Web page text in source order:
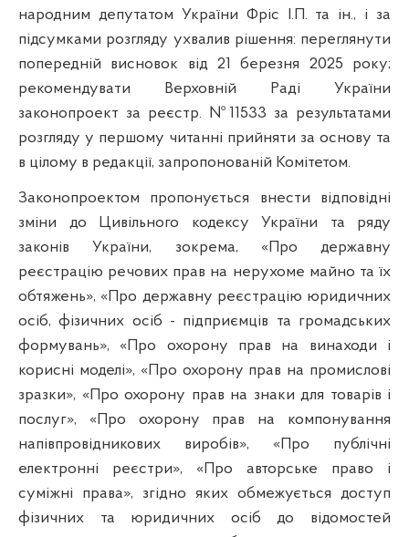
народним депутатом України Фріс І.П. та ін., і за
підсумками розгляду ухвалив рішення: переглянути
попередній висновок від 21 березня 2025 року;
рекомендувати Верховній Раді України
законопроект за реєстр. №11533 за результатами
розгляду у першому читанні прийняти за основу та
в цілому в редакції, запропонованій Комітетом.
Законопроектом пропонується внести відповідні
зміни до Цивільного кодексу України та ряду
законів України, зокрема, «Про державну
реєстрацію речових прав на нерухоме майно та їх
обтяжень», «Про державну реєстрацію юридичних
осіб, фізичних осіб - підприємців та громадських
формувань», «Про охорону прав на винаходи і
корисні моделі», «Про охорону прав на промислові
зразки», «Про охорону прав на знаки для товарів і
послуг», «Про охорону прав на компонування
напівпровідникових виробів», «Про публічні
електронні реєстри», «Про авторське право і
суміжні права», згідно яких обмежується доступ
фізичних та юридичних осіб до відомостей